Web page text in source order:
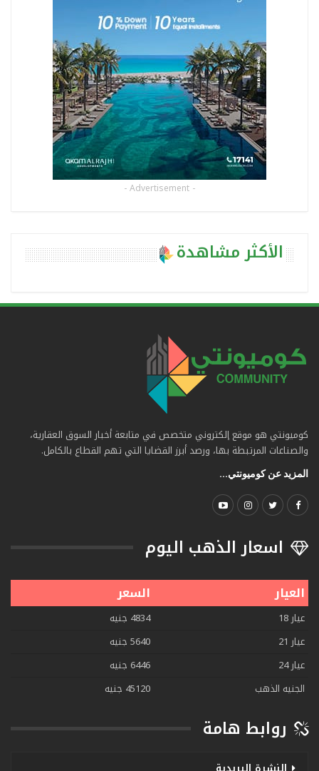
- Advertisement -
الأكثر مشاهدة
كوميونتي هو موقع إلكتروني متخصص في متابعة أخبار السوق العقارية،
والصناعات المرتبطة بها، ورصد أبرز القضايا التي تهم القطاع بالكامل.
المزيد عن كوميونتي...
اسعار الذهب اليوم
العيار السعر
عيار 18
4834 جنيه
عيار 21
5640 جنيه
عيار 24
6446 جنيه
الجنيه الذهب
45120 جنيه
روابط هامة